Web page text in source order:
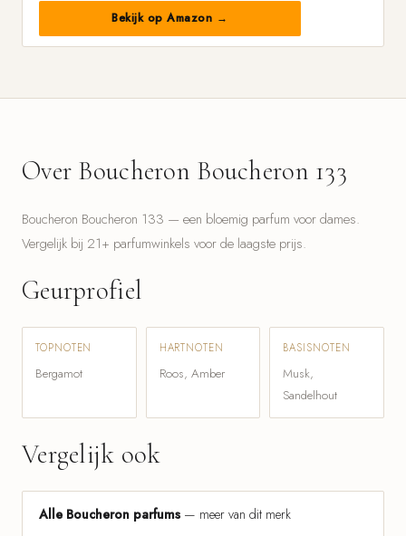
Bekijk op Amazon →
Over Boucheron Boucheron 133
Boucheron Boucheron 133 — een bloemig parfum voor dames.
Vergelijk bij 21+ parfumwinkels voor de laagste prijs.
Geurprofiel
TOPNOTEN
Bergamot
HARTNOTEN
Roos, Amber
BASISNOTEN
Musk,
Sandelhout
Vergelijk ook
Alle Boucheron parfums — meer van dit merk